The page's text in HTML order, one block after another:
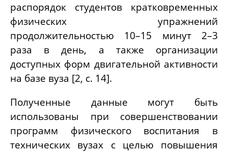
распорядок студентов кратковременных
физических упражнений
продолжительностью 10–15 минут 2–3
раза в день, а также организации
доступных форм двигательной активности
на базе вуза [2, с. 14].
Полученные данные могут быть
использованы при совершенствовании
программ физического воспитания в
технических вузах с целью повышения